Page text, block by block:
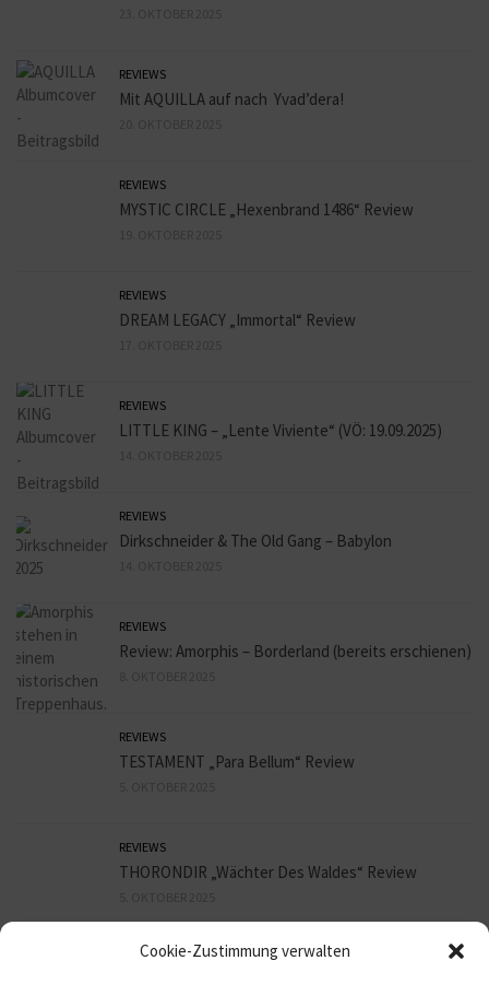
Cookie-Zustimmung verwalten
REVIEWS
Mit AQUILLA auf nach Yvad’dera!
REVIEWS
MYSTIC CIRCLE „Hexenbrand 1486“ Review
REVIEWS
DREAM LEGACY „Immortal“ Review
REVIEWS
LITTLE KING – „Lente Viviente“ (VÖ: 19.09.2025)
REVIEWS
Dirkschneider & The Old Gang – Babylon
REVIEWS
Review: Amorphis – Borderland (bereits erschienen)
REVIEWS
TESTAMENT „Para Bellum“ Review
REVIEWS
THORONDIR „Wächter Des Waldes“ Review
REVIEWS